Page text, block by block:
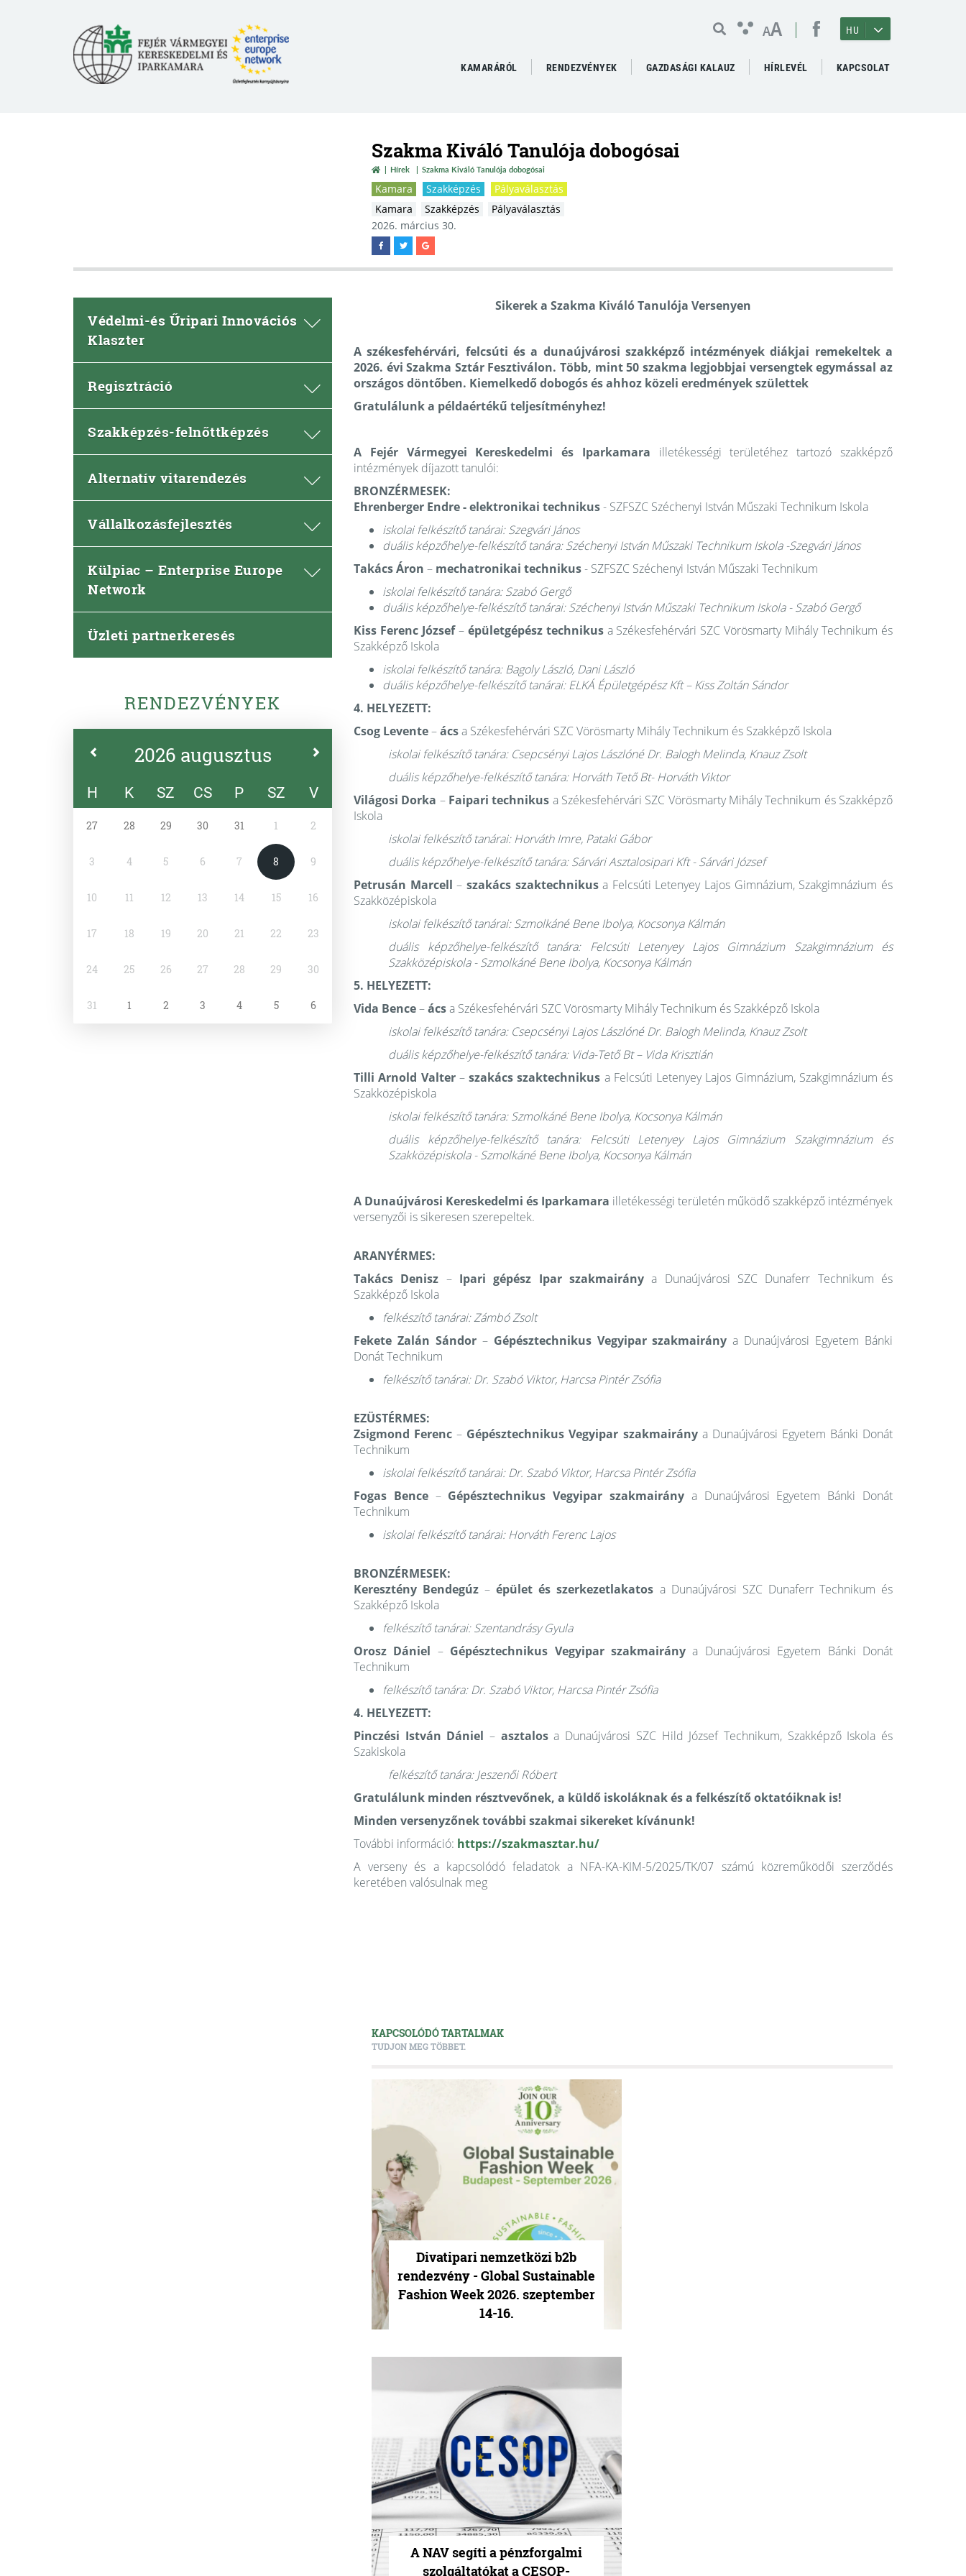
AA HU
KAMARÁRÓL RENDEZVÉNYEK GAZDASÁGI KALAUZ HÍRLEVÉL KAPCSOLAT
Szakma Kiváló Tanulója dobogósai
Hírek Szakma Kiváló Tanulója dobogósai
Kamara Szakképzés
Pályaválasztás
Kamara
Szakképzés
Pályaválasztás
2026. március 30.
Védelmi-és Űripari Innovációs
Klaszter
Regisztráció
Szakképzés-felnőttképzés
Alternatív vitarendezés
Vállalkozásfejlesztés
Külpiac – Enterprise Europe
Network
Üzleti partnerkeresés
RENDEZVÉNYEK
2026 augusztus
H K SZ CS P SZ V
27 28 29 30 31 1 2
3 4 5 6 7 8 9
10 11 12 13 14 15 16
17 18 19 20 21 22 23
24 25 26 27 28 29 30
31 1 2 3 4 5 6
Sikerek a Szakma Kiváló Tanulója Versenyen
A székesfehérvári, felcsúti és a dunaújvárosi szakképző intézmények diákjai remekeltek a
2026. évi Szakma Sztár Fesztiválon. Több, mint 50 szakma legjobbjai versengtek egymással az
országos döntőben. Kiemelkedő dobogós és ahhoz közeli eredmények születtek
Gratulálunk a példaértékű teljesítményhez!
A Fejér Vármegyei Kereskedelmi és Iparkamara illetékességi területéhez tartozó szakképző
intézmények díjazott tanulói:
BRONZÉRMESEK:
Ehrenberger Endre - elektronikai technikus- SZFSZC Széchenyi István Műszaki Technikum Iskola
iskolai felkészítő tanárai: Szegvári János
duális képzőhelye-felkészítő tanára: Széchenyi István Műszaki Technikum Iskola -Szegvári János
Takács Áron – mechatronikai technikus- SZFSZC Széchenyi István Műszaki Technikum
iskolai felkészítő tanára: Szabó Gergő
duális képzőhelye-felkészítő tanárai: Széchenyi István Műszaki Technikum Iskola - Szabó Gergő
Kiss Ferenc József– épületgépész technikus a Székesfehérvári SZC Vörösmarty Mihály Technikum és
Szakképző Iskola
iskolai felkészítő tanára: Bagoly László, Dani László
duális képzőhelye-felkészítő tanárai: ELKÁ Épületgépész Kft – Kiss Zoltán Sándor
4. HELYEZETT:
Csog Levente–ácsa Székesfehérvári SZC Vörösmarty Mihály Technikum és Szakképző Iskola
iskolai felkészítő tanára: Csepcsényi Lajos Lászlóné Dr. Balogh Melinda, Knauz Zsolt
duális képzőhelye-felkészítő tanára: Horváth Tető Bt- Horváth Viktor
Világosi Dorka – Faipari technikus a Székesfehérvári SZC Vörösmarty Mihály Technikum és Szakképző
Iskola
iskolai felkészítő tanárai: Horváth Imre, Pataki Gábor
duális képzőhelye-felkészítő tanára: Sárvári Asztalosipari Kft - Sárvári József
Petrusán Marcell – szakács szaktechnikusa Felcsúti Letenyey Lajos Gimnázium, Szakgimnázium és
Szakközépiskola
iskolai felkészítő tanárai: Szmolkáné Bene Ibolya, Kocsonya Kálmán
duális képzőhelye-felkészítő tanára: Felcsúti Letenyey Lajos Gimnázium Szakgimnázium és
Szakközépiskola - Szmolkáné Bene Ibolya, Kocsonya Kálmán
5. HELYEZETT:
Vida Bence–ácsa Székesfehérvári SZC Vörösmarty Mihály Technikum és Szakképző Iskola
iskolai felkészítő tanára: Csepcsényi Lajos Lászlóné Dr. Balogh Melinda, Knauz Zsolt
duális képzőhelye-felkészítő tanára: Vida-Tető Bt – Vida Krisztián
Tilli Arnold Valter– szakács szaktechnikus a Felcsúti Letenyey Lajos Gimnázium, Szakgimnázium és
Szakközépiskola
iskolai felkészítő tanára: Szmolkáné Bene Ibolya, Kocsonya Kálmán
duális képzőhelye-felkészítő tanára: Felcsúti Letenyey Lajos Gimnázium Szakgimnázium és
Szakközépiskola - Szmolkáné Bene Ibolya, Kocsonya Kálmán
A Dunaújvárosi Kereskedelmi és Iparkamara illetékességi területén működő szakképző intézmények
versenyzői is sikeresen szerepeltek.
ARANYÉRMES:
Takács Denisz – Ipari gépész Ipar szakmairánya Dunaújvárosi SZC Dunaferr Technikum és
Szakképző Iskola
felkészítő tanárai: Zámbó Zsolt
Fekete Zalán Sándor– Gépésztechnikus Vegyipar szakmairánya Dunaújvárosi Egyetem Bánki
Donát Technikum
felkészítő tanárai: Dr. Szabó Viktor, Harcsa Pintér Zsófia
EZÜSTÉRMES:
Zsigmond Ferenc – Gépésztechnikus Vegyipar szakmairány a Dunaújvárosi Egyetem Bánki Donát
Technikum
iskolai felkészítő tanárai: Dr. Szabó Viktor, Harcsa Pintér Zsófia
Fogas Bence– Gépésztechnikus Vegyipar szakmairány a Dunaújvárosi Egyetem Bánki Donát
Technikum
iskolai felkészítő tanárai: Horváth Ferenc Lajos
BRONZÉRMESEK:
Keresztény Bendegúz –épület és szerkezetlakatos a Dunaújvárosi SZC Dunaferr Technikum és
Szakképző Iskola
felkészítő tanárai: Szentandrásy Gyula
Orosz Dániel – Gépésztechnikus Vegyipar szakmairánya Dunaújvárosi Egyetem Bánki Donát
Technikum
felkészítő tanára: Dr. Szabó Viktor, Harcsa Pintér Zsófia
4. HELYEZETT:
Pinczési István Dániel – asztalosa Dunaújvárosi SZC Hild József Technikum, Szakképző Iskola és
Szakiskola
felkészítő tanára: Jeszenői Róbert
Gratulálunk minden résztvevőnek, a küldő iskoláknak és a felkészítő oktatóiknak is!
Minden versenyzőnek további szakmai sikereket kívánunk!
További információ: https://szakmasztar.hu/
A verseny és a kapcsolódó feladatok a NFA-KA-KIM-5/2025/TK/07 számú közreműködői szerződés
keretében valósulnak meg
KAPCSOLÓDÓ TARTALMAK
TUDJON MEG TÖBBET.
Divatipari nemzetközi b2b
rendezvény - Global Sustainable
Fashion Week 2026. szeptember
14-16.
A NAV segíti a pénzforgalmi
szolgáltatókat a CESOP-